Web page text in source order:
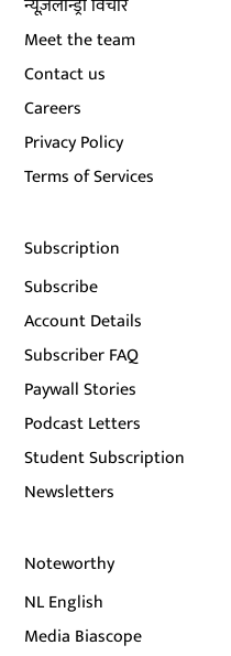
Meet the team
Contact us
Careers
Privacy Policy
Terms of Services
Subscription
Subscribe
Account Details
Subscriber FAQ
Paywall Stories
Podcast Letters
Student Subscription
Newsletters
Noteworthy
NL English
Media Biascope